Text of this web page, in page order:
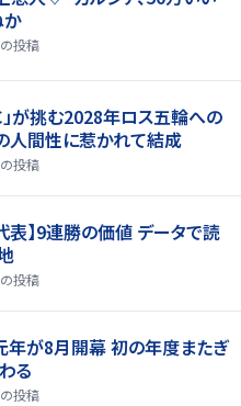
投稿
が挑む2028年ロス五輪への
人間性に惹かれて結成
投稿
表】9連勝の価値 データで読
投稿
年が8月開幕 初の年度またぎ
る
投稿